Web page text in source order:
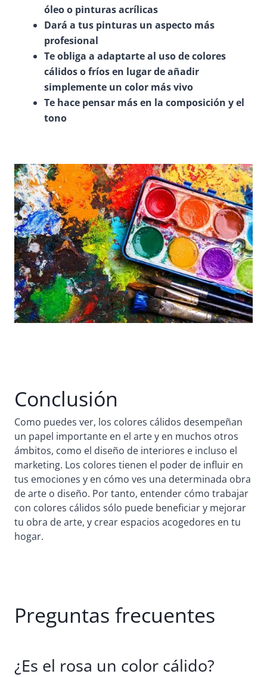
óleo o pinturas acrílicas
Dará a tus pinturas un aspecto más
profesional
Te obliga a adaptarte al uso de colores
cálidos o fríos en lugar de añadir
simplemente un color más vivo
Te hace pensar más en la composición y el
tono
Conclusión
Como puedes ver, los colores cálidos desempeñan
un papel importante en el arte y en muchos otros
ámbitos, como el diseño de interiores e incluso el
marketing. Los colores tienen el poder de influir en
tus emociones y en cómo ves una determinada obra
de arte o diseño. Por tanto, entender cómo trabajar
con colores cálidos sólo puede beneficiar y mejorar
tu obra de arte, y crear espacios acogedores en tu
hogar.
Preguntas frecuentes
¿Es el rosa un color cálido?